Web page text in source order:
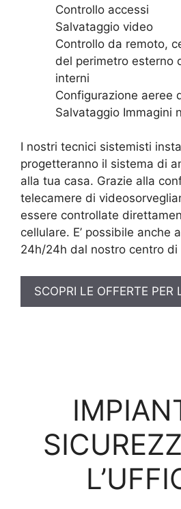
Controllo accessi
Salvataggio video
Controllo da remoto,
del perimetro esterno
interni
Configurazione aeree
Salvataggio Immagini
I nostri tecnici sistemisti
progetteranno il sistema di
alla tua casa. Grazie alla
telecamere di
essere controllate
cellulare. E’ possibile anche
24h/24h dal nostro centro di
SCOPRI LE OFFERTE PER